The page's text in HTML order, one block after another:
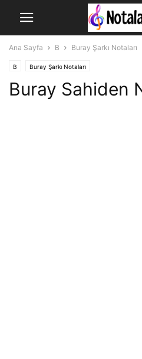
Ana Sayfa B Buray Şarkı Notaları
B Buray Şarkı Notaları
Buray Sahiden